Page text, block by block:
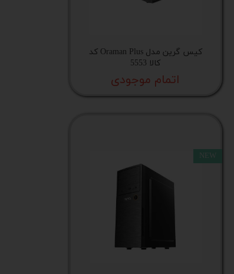
کیس گرین مدل Oraman Plus کد
کالا 5553
اتمام موجودی
NEW